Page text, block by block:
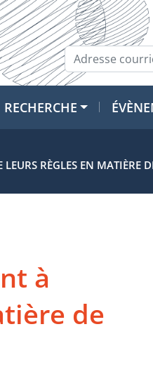
RECHERCHE
RÈGLES EN MATIÈRE
à
de